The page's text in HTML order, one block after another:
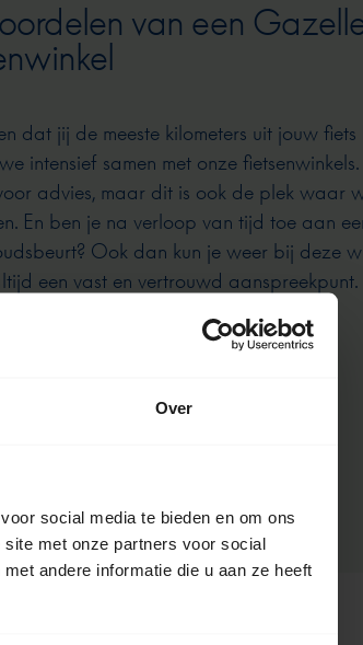
Over
social media te bieden en om ons
met onze partners voor social
andere informatie die u aan ze heeft
van een
dat jij de meeste kilometers uit jouw
intensief samen met onze
advies, maar dit is ook de plek waar
En ben je na verloop van tijd toe aan
Ook dan kun je weer bij deze
een vast en vertrouwd aanspreekpunt.